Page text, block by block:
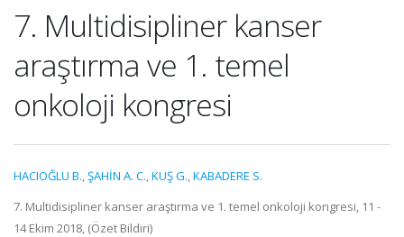
7. Multidisipliner kanser
araştırma ve 1. temel
onkoloji kongresi
HACIOĞLU B.,ŞAHİN A. C.,KUŞ G.,KABADERE S.
7. Multidisipliner kanser araştırma ve 1. temel onkoloji kongresi, 11 -
14 Ekim 2018, (Özet Bildiri)